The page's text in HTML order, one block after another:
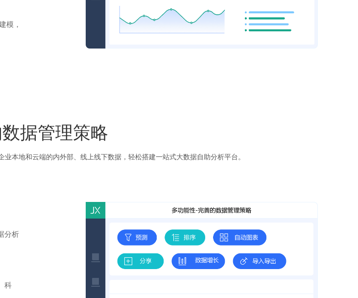
模，
据管理策略
本地和云端的内外部、线上线下数据，轻松搭建一站式大数据自助分析平台。
分析
科